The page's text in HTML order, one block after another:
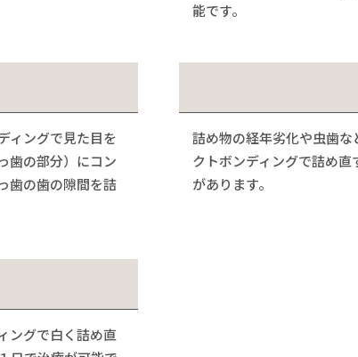
能です。
ィングで見た目を
歯の部分）にコン
歯の歯の隙間を詰
詰め物の経年劣化や虫歯
クトボンディングで詰め
があります。
ングで白く詰め直